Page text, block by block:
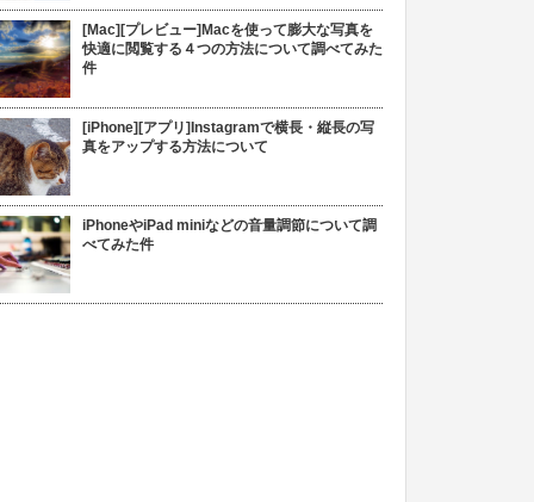
[Mac][プレビュー]Macを使って膨大な写真を
快適に閲覧する４つの方法について調べてみた
件
[iPhone][アプリ]Instagramで横長・縦長の写
真をアップする方法について
iPhoneやiPad miniなどの音量調節について調
べてみた件